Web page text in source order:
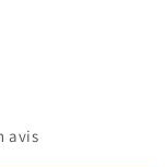
avis